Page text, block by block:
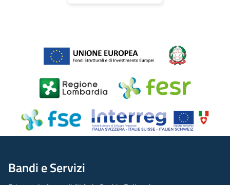
Bandi e Servizi